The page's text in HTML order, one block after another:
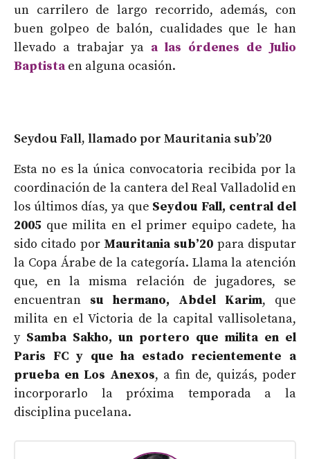
un carrilero de largo recorrido, además, con
buen golpeo de balón, cualidades que le han
llevado a trabajar ya a las órdenes de Julio
Baptista en alguna ocasión.
Seydou Fall, llamado por Mauritania sub’20
Esta no es la única convocatoria recibida por la
coordinación de la cantera del Real Valladolid en
los últimos días, ya que Seydou Fall, central del
2005 que milita en el primer equipo cadete, ha
sido citado por Mauritania sub’20 para disputar
la Copa Árabe de la categoría. Llama la atención
que, en la misma relación de jugadores, se
encuentran su hermano, Abdel Karim, que
milita en el Victoria de la capital vallisoletana,
y Samba Sakho, un portero que milita en el
Paris FC y que ha estado recientemente a
prueba en Los Anexos, a fin de, quizás, poder
incorporarlo la próxima temporada a la
disciplina pucelana.